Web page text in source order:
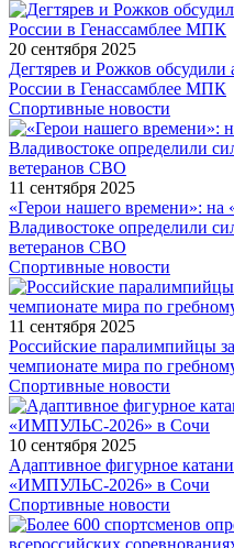
20 сентября 2025
Дегтярев и Рожков
России в Генассамблее МПК
Спортивные новости
11 сентября 2025
«Герои нашего времени»: на
Владивостоке определили
ветеранов СВО
Спортивные новости
11 сентября 2025
Российские паралимпийцы
чемпионате мира по
Спортивные новости
10 сентября 2025
Адаптивное фигурное
«ИМПУЛЬС-2026» в Сочи
Спортивные новости